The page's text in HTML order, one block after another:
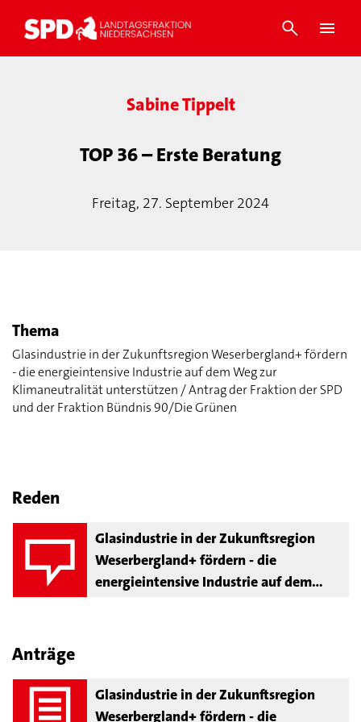
Sabine Tippelt
TOP 36 – Erste Beratung
Freitag, 27. September 2024
Thema
Glasindustrie in der Zukunftsregion Weserbergland+ fördern
- die energieintensive Industrie auf dem Weg zur
Klimaneutralität unterstützen / Antrag der Fraktion der SPD
und der Fraktion Bündnis 90/Die Grünen
Reden
Glasindustrie in der Zukunftsregion
Weserbergland+ fördern - die
energieintensive Industrie auf dem
Anträge
Glasindustrie in der Zukunftsregion
Weserbergland+ fördern - die